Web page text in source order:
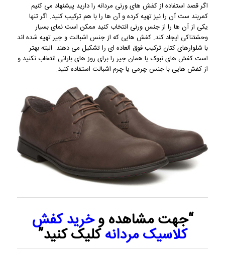
اگر قصد استفاده از کفش های ورنی مردانه را دارید پیشنهاد می کنیم
کمربند ست آن را نیز تهیه کرده و آن ها را با هم ترکیب کنید. اگر تنها
یکی از آن ها را از جنس ورنی انتخاب کنید ممکن است نمای بسیار
وحشتناکی ایجاد کند. کفش هایی که از جنس اشبالت و جیر تهیه شده اند
با شلوارهای کتان ترکیب فوق العاده ای را تشکیل می دهند. البته بهتر
است کفش های نبوک یا همان جیر را برای روز های بارانی انتخاب نکنید و
از کفش هایی با جنس چرمی یا چرم اشبالت استفاده کنید.
“جهت مشاهده وخرید کفش
کلاسیک مردانهکلیک کنید”